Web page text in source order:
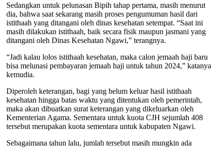
Sedangkan untuk pelunasan Bipih tahap pertama, masih menurut
dia, bahwa saat sekarang masih proses pengumuman hasil dari
istithaah yang ditangani oleh dinas kesehatan setempat. “Saat ini
masih dilakukan istithaah, baik secara fisik maupun jasmani yang
ditangani oleh Dinas Kesehatan Ngawi,” terangnya.
“Jadi kalau lolos istithaah kesehatan, maka calon jemaah haji baru
bisa melunasi pembayaran jemaah haji untuk tahun 2024,” katanya
kemudia.
Diperoleh keterangan, bagi yang belum keluar hasil istithaah
kesehatan hingga batas waktu yang ditentukan oleh pemerintah,
maka akan dibuatkan surat keterangan yang dikeluarkan oleh
Kementerian Agama. Sementara untuk kuota CJH sejumlah 408
tersebut merupakan kuota sementara untuk kabupaten Ngawi.
Sebagaimana tahun lalu, jumlah tersebut masih mungkin ada